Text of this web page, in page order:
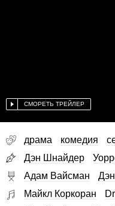
СМОРЕТЬ ТРЕЙЛЕР
драма комедия
Дэн Шнайдер
Адам Вайсман
Майкл Коркоран